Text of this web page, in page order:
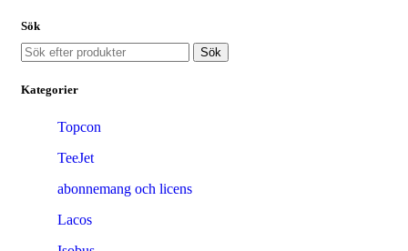
Sök
Sök
Kategorier
Topcon
TeeJet
abonnemang och licens
Lacos